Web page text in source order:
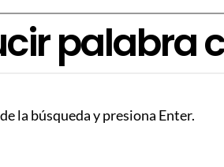
la búsqueda y presiona Enter.